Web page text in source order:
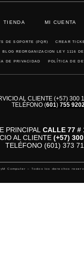
TIENDA MI CUENTA
DE SOPORTE (PQR) CREAR
BLOG REORGANIZACION LEY 1116
DE PRIVACIDAD POLÍTICA DE
AL CLIENTE (+57) 300
TELÉFONO (601) 755
PRINCIPAL CALLE 77 #
AL CLIENTE (+57)
TELÉFONO (601) 373
Computer – Todos los derechos